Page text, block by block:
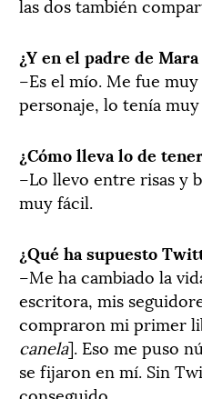
¿Y en el padre de Mara
–Es el mío. Me fue
personaje, lo tenía
¿Cómo lleva lo de
–Lo llevo entre risas y
muy fácil.
¿Qué ha supuesto
–Me ha cambiado la
escritora, mis
compraron mi primer
canela]. Eso me puso
se fijaron en mí. Sin
conseguido.